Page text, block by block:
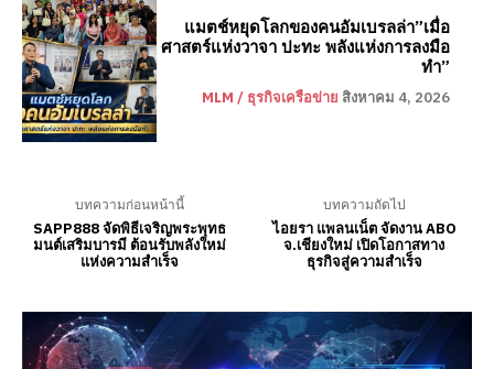
แมตช์หยุดโลกของคนอัมเบรลล่า”เมื่อ
ศาสตร์แห่งวาจา ปะทะ พลังแห่งการลงมือ
ทำ”
MLM / ธุรกิจเครือข่าย สิงหาคม 4, 2026
บทความก่อนหน้านี้
SAPP888 จัดพิธีเจริญพระพุทธ
มนต์เสริมบารมี ต้อนรับพลังใหม่
แห่งความสำเร็จ
บทความถัดไป
ไอยรา แพลนเน็ต จัดงาน ABO
จ.เชียงใหม่ เปิดโอกาสทาง
ธุรกิจสู่ความสำเร็จ